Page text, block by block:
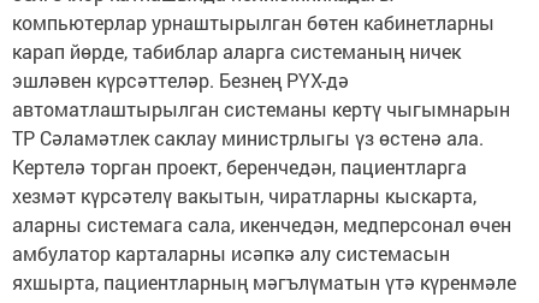
компьютерлар урнаштырылган бөтен кабинетларны
карап йөрде, табиблар аларга системаның ничек
эшләвен күрсәттеләр. Безнең РҮХ-дә
автоматлаштырылган системаны кертү чыгымнарын
ТР Сәламәтлек саклау министрлыгы үз өстенә ала.
Кертелә торган проект, беренчедән, пациентларга
хезмәт күрсәтелү вакытын, чиратларны кыскарта,
аларны системага сала, икенчедән, медперсонал өчен
амбулатор карталарны исәпкә алу системасын
яхшырта, пациентларның мәгълүматын үтә күренмәле